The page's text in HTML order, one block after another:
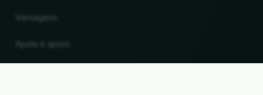
Vantagens
Ajuda e apoio